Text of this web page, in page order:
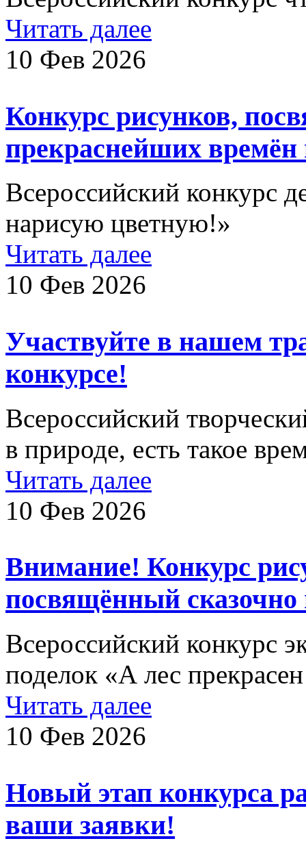
Читать далее
10 Фев 2026
Конкурс рисунков,
прекраснейших времён
Всероссийский конкурс
нарисую цветную!»
Читать далее
10 Фев 2026
Участвуйте в нашем
конкурсе!
Всероссийский
в природе, есть такое
Читать далее
10 Фев 2026
Внимание! Конкурс
посвящённый сказочно
Всероссийский конкурс
поделок «А лес
Читать далее
10 Фев 2026
Новый этап конкурса
ваши заявки!